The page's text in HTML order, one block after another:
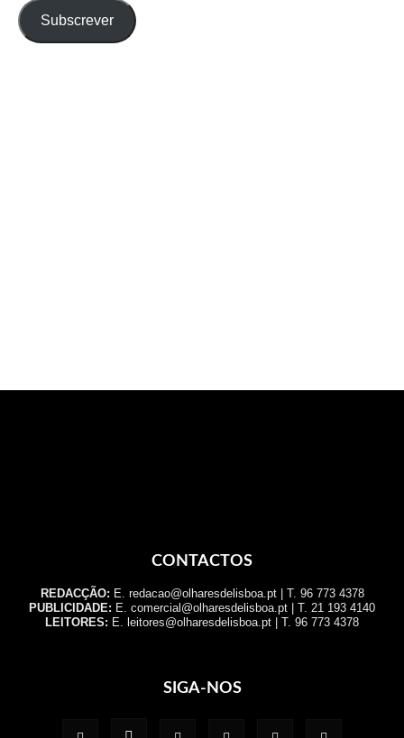
Subscrever
CONTACTOS
REDACÇÃO: E. redacao@olharesdelisboa.pt | T. 96 773 4378
PUBLICIDADE: E. comercial@olharesdelisboa.pt | T. 21 193 4140
LEITORES: E. leitores@olharesdelisboa.pt | T. 96 773 4378
SIGA-NOS